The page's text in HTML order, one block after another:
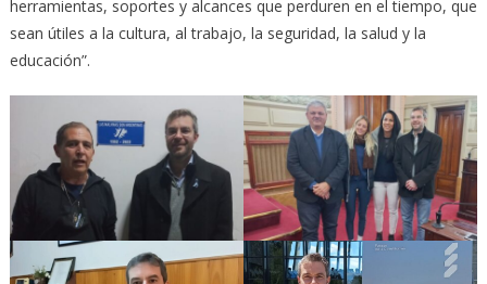
herramientas, soportes y alcances que perduren en el tiempo, que
sean útiles a la cultura, al trabajo, la seguridad, la salud y la
educación”.